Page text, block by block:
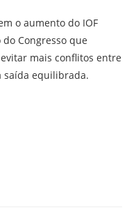
o aumento do IOF
Congresso que
mais conflitos entre
saída equilibrada.